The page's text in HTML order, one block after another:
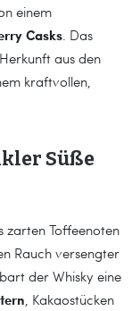
einem
Casks. Das
aus den
kraftvollen,
Süße
zarten Toffeenoten
Rauch versengter
der Whisky eine
, Kakaostücken